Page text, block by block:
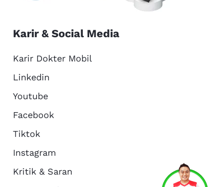
About Us
Karir & Social Media
Karir Dokter Mobil
Linkedin
Youtube
Facebook
Tiktok
Instagram
Kritik & Saran